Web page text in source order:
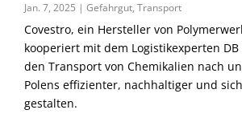
Jan. 7, 2025 |Gefahrgut,Transport
Covestro, ein Hersteller von
kooperiert mit dem Logistikexperten DB
den Transport von Chemikalien nach
Polens effizienter, nachhaltiger und
gestalten.